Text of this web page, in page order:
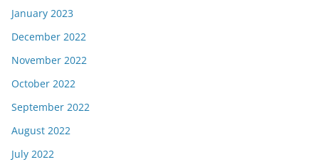
January 2023
December 2022
November 2022
October 2022
September 2022
August 2022
July 2022